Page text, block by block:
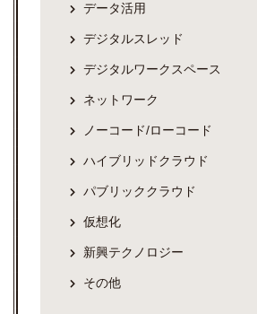
データ活用
デジタルスレッド
デジタルワークスペース
ネットワーク
ノーコード/ローコード
ハイブリッドクラウド
パブリッククラウド
仮想化
新興テクノロジー
その他